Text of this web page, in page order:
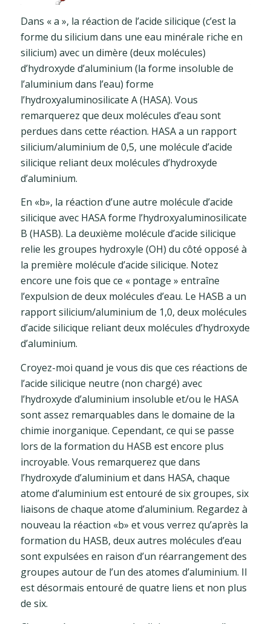
Dans « a », la réaction de l’acide silicique (c’est la
forme du silicium dans une eau minérale riche en
silicium) avec un dimère (deux molécules)
d’hydroxyde d’aluminium (la forme insoluble de
l’aluminium dans l’eau) forme
l’hydroxyaluminosilicate A (HASA). Vous
remarquerez que deux molécules d’eau sont
perdues dans cette réaction. HASA a un rapport
silicium/aluminium de 0,5, une molécule d’acide
silicique reliant deux molécules d’hydroxyde
d’aluminium.
En «b», la réaction d’une autre molécule d’acide
silicique avec HASA forme l’hydroxyaluminosilicate
B (HASB). La deuxième molécule d’acide silicique
relie les groupes hydroxyle (OH) du côté opposé à
la première molécule d’acide silicique. Notez
encore une fois que ce « pontage » entraîne
l’expulsion de deux molécules d’eau. Le HASB a un
rapport silicium/aluminium de 1,0, deux molécules
d’acide silicique reliant deux molécules d’hydroxyde
d’aluminium.
Croyez-moi quand je vous dis que ces réactions de
l’acide silicique neutre (non chargé) avec
l’hydroxyde d’aluminium insoluble et/ou le HASA
sont assez remarquables dans le domaine de la
chimie inorganique. Cependant, ce qui se passe
lors de la formation du HASB est encore plus
incroyable. Vous remarquerez que dans
l’hydroxyde d’aluminium et dans HASA, chaque
atome d’aluminium est entouré de six groupes, six
liaisons de chaque atome d’aluminium. Regardez à
nouveau la réaction «b» et vous verrez qu’après la
formation du HASB, deux autres molécules d’eau
sont expulsées en raison d’un réarrangement des
groupes autour de l’un des atomes d’aluminium. Il
est désormais entouré de quatre liens et non plus
de six.